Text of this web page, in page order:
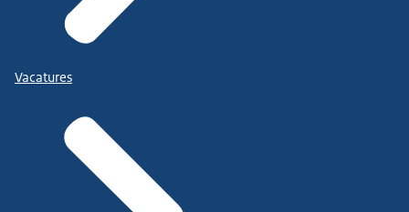
Vacatures